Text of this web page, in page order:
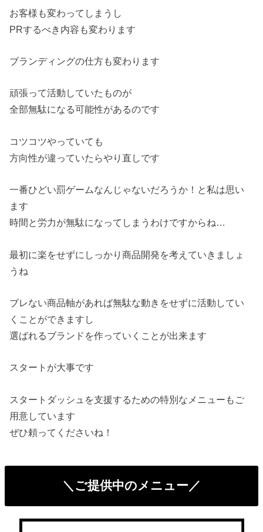
お客様も変わってしまうし
PRするべき内容も変わります
ブランディングの仕方も変わります
頑張って活動していたものが
全部無駄になる可能性があるのです
コツコツやっていても
方向性が違っていたらやり直しです
一番ひどい罰ゲームなんじゃないだろうか！と私は思い
ます
時間と労力が無駄になってしまうわけですからね…
最初に楽をせずにしっかり商品開発を考えていきましょ
うね
ブレない商品軸があれば無駄な動きをせずに活動してい
くことができますし
選ばれるブランドを作っていくことが出来ます
スタートが大事です
スタートダッシュを支援するための特別なメニューもご
用意しています
ぜひ頼ってくださいね！
＼ご提供中のメニュー／